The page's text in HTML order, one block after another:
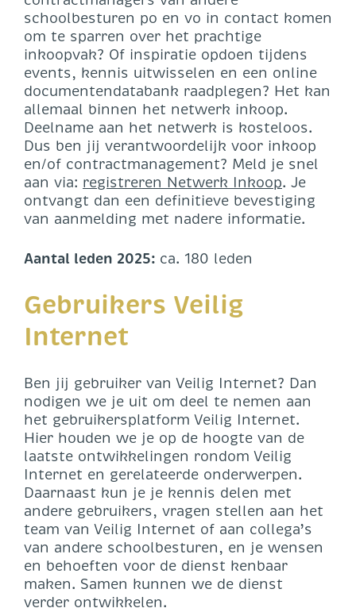
schoolbesturen po en vo in contact komen
om te sparren over het prachtige
inkoopvak? Of inspiratie opdoen tijdens
events, kennis uitwisselen en een online
documentendatabank raadplegen? Het kan
allemaal binnen het netwerk inkoop.
Deelname aan het netwerk is kosteloos.
Dus ben jij verantwoordelijk voor inkoop
en/of contractmanagement? Meld je snel
aan via: registreren Netwerk Inkoop. Je
ontvangt dan een definitieve bevestiging
van aanmelding met nadere informatie.
Aantal leden 2025: ca. 180 leden
Gebruikers Veilig
Internet
Ben jij gebruiker van Veilig Internet? Dan
nodigen we je uit om deel te nemen aan
het gebruikersplatform Veilig Internet.
Hier houden we je op de hoogte van de
laatste ontwikkelingen rondom Veilig
Internet en gerelateerde onderwerpen.
Daarnaast kun je je kennis delen met
andere gebruikers, vragen stellen aan het
team van Veilig Internet of aan collega’s
van andere schoolbesturen, en je wensen
en behoeften voor de dienst kenbaar
maken. Samen kunnen we de dienst
verder ontwikkelen.